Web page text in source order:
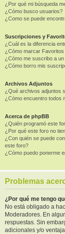
¿Por qué mi búsqueda
¿Cómo busco usuarios?
¿Como se puede
Suscripciones y
¿Cuál es la diferencia
¿Cómo marcar
¿Cómo me suscribo a
¿Cómo borro mis
Archivos Adjuntos
¿Qué archivos adjuntos
¿Cómo encuentro todos
Acerca de phpBB
¿Quién programó este
¿Por qué este foro no
¿Con quién se puede
este foro?
¿Cómo puedo ponerme
Problemas
¿Por qué me tengo
No está obligado a
Moderadores. En
respuestas. Sin
adicionales y/o